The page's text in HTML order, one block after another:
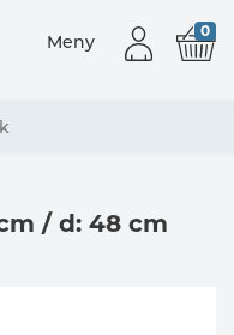
Meny
0
/ d: 48 cm